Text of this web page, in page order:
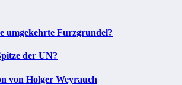
umgekehrte Furzgrundel?
der UN?
von Holger Weyrauch